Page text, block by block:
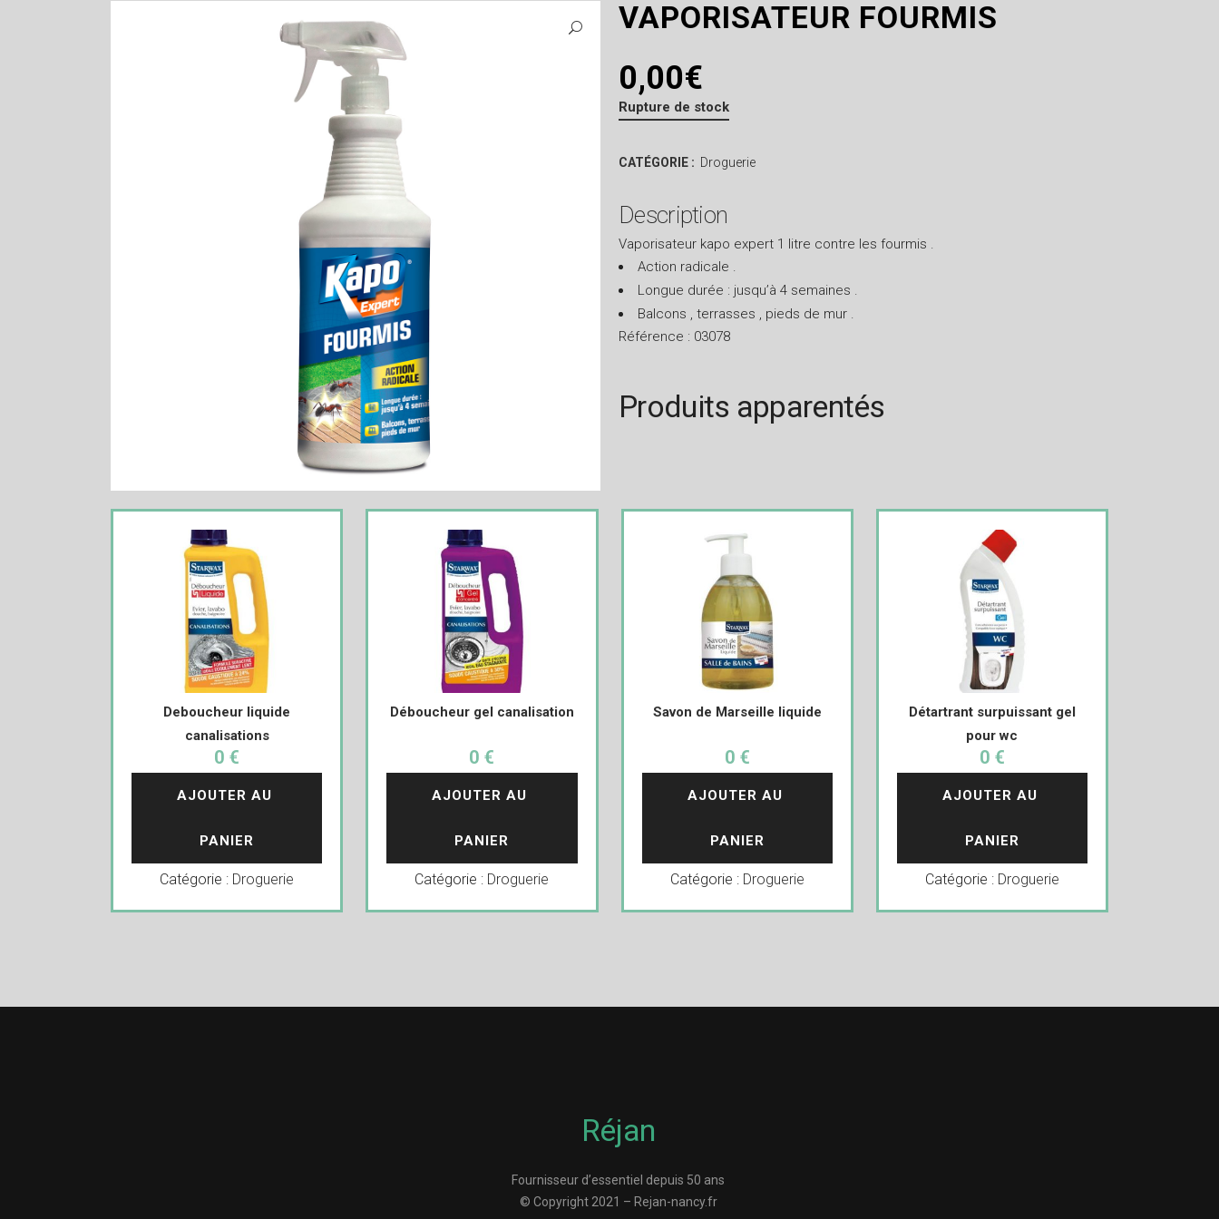
VAPORISATEUR FOURMIS
0,00€
Rupture de stock
CATÉGORIE : Droguerie
Description
Vaporisateur kapo expert 1 litre contre les fourmis .
Action radicale .
Longue durée : jusqu’à 4 semaines .
Balcons , terrasses , pieds de mur .
Référence : 03078
Produits apparentés
Deboucheur liquide
canalisations
0 €
AJOUTER AU
PANIER
Catégorie : Droguerie
Déboucheur gel canalisation
0 €
AJOUTER AU
PANIER
Catégorie : Droguerie
Savon de Marseille liquide
0 €
AJOUTER AU
PANIER
Catégorie : Droguerie
Détartrant surpuissant gel
pour wc
0 €
AJOUTER AU
PANIER
Catégorie : Droguerie
Réjan
Fournisseur d’essentiel depuis 50 ans
© Copyright 2021 – Rejan-nancy.fr